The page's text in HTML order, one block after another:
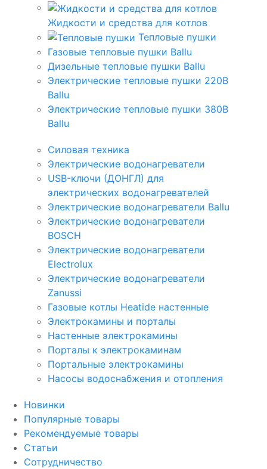
Жидкости и средства для котлов
Тепловые пушки
Газовые тепловые пушки Ballu
Дизельные тепловые пушки Ballu
Электрические тепловые пушки 220В
Ballu
Электрические тепловые пушки 380В
Ballu
Силовая техника
Электрические водонагреватели
USB-ключи (ДОНГЛ) для
электрических водонагревателей
Электрические водонагреватели Ballu
Электрические водонагреватели
BOSCH
Электрические водонагреватели
Electrolux
Электрические водонагреватели
Zanussi
Газовые котлы Heatide настенные
Электрокамины и порталы
Настенные электрокамины
Порталы к электрокаминам
Портальные электрокамины
Насосы водоснабжения и отопления
Новинки
Популярные товары
Рекомендуемые товары
Статьи
Сотрудничество